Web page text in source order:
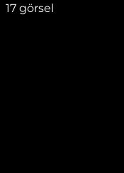
17 görsel